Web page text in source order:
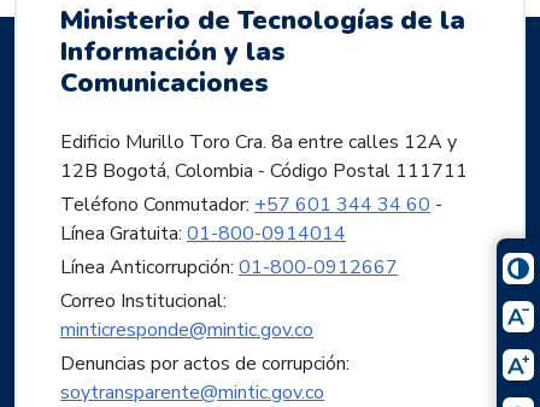
Ministerio de Tecnologías de la
Información y las
Comunicaciones
Edificio Murillo Toro Cra. 8a entre calles 12A y
12B Bogotá, Colombia - Código Postal 111711
Teléfono Conmutador: +57 601 344 34 60 -
Línea Gratuita: 01-800-0914014
Línea Anticorrupción: 01-800-0912667
Correo Institucional:
minticresponde@mintic.gov.co
Denuncias por actos de corrupción:
soytransparente@mintic.gov.co